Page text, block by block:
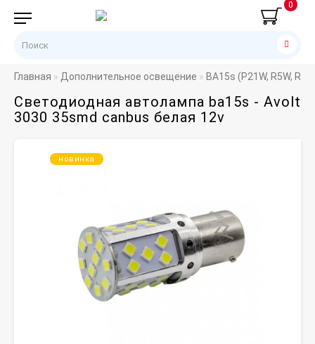
0
Главная Дополнительное освещение BA15s (P21W, R5W,
Светодиодная автолампа ba15s - Avolt
3030 35smd canbus белая 12v
новинка